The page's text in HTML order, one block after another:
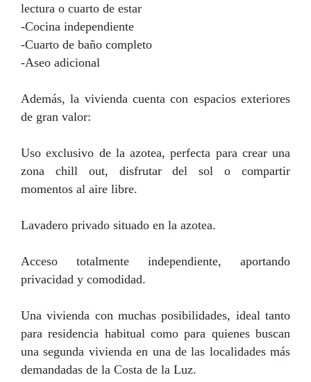
lectura o cuarto de estar
-Cocina independiente
-Cuarto de baño completo
-Aseo adicional
Además, la vivienda cuenta con espacios exteriores
de gran valor:
Uso exclusivo de la azotea, perfecta para crear una
zona chill out, disfrutar del sol o compartir
momentos al aire libre.
Lavadero privado situado en la azotea.
Acceso totalmente independiente, aportando
privacidad y comodidad.
Una vivienda con muchas posibilidades, ideal tanto
para residencia habitual como para quienes buscan
una segunda vivienda en una de las localidades más
demandadas de la Costa de la Luz.